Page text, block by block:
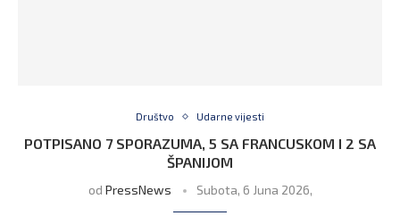
Društvo Udarne vijesti
POTPISANO 7 SPORAZUMA, 5 SA FRANCUSKOM I 2 SA
ŠPANIJOM
od PressNews Subota, 6 Juna 2026,